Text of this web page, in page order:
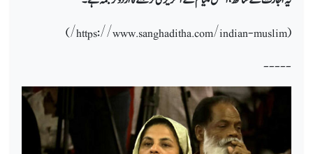
(
https://www.sanghaditha.com/indian-muslim
/)
-----